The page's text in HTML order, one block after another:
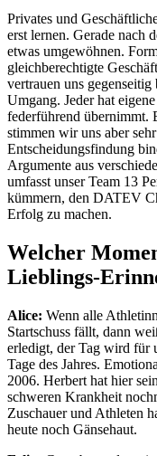
Privates und
erst lernen. Gerade nach
etwas umgewöhnen.
gleichberechtigte
vertrauen uns
Umgang. Jeder hat
federführend übernimmt.
stimmen wir uns aber
Entscheidungsfindung
Argumente aus
umfasst unser Team 13
kümmern, den DATEV
Erfolg zu machen.
Welcher
Lieblings-
Alice: Wenn alle
Startschuss fällt, dann
erledigt, der Tag wird für
Tage des Jahres.
2006. Herbert hat hier
schweren Krankheit
Zuschauer und Athleten
heute noch Gänsehaut.